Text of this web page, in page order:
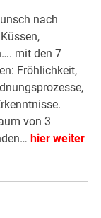
nach
mit den 7
Fröhlichkeit,
von 3
hier weiter